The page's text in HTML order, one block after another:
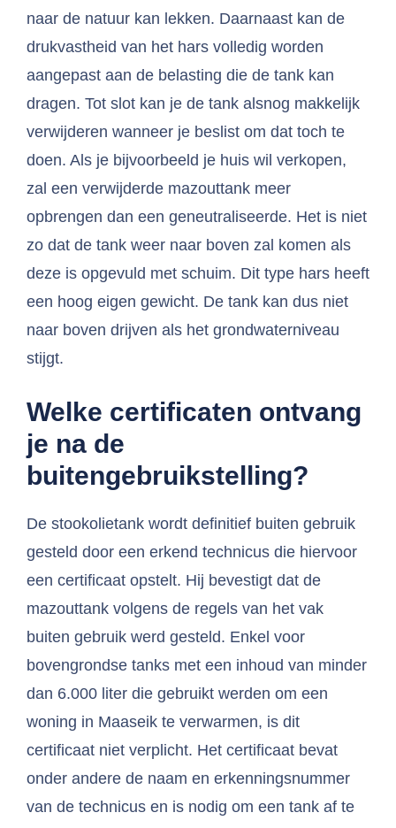
naar de natuur kan lekken. Daarnaast kan de
drukvastheid van het hars volledig worden
aangepast aan de belasting die de tank kan
dragen. Tot slot kan je de tank alsnog makkelijk
verwijderen wanneer je beslist om dat toch te
doen. Als je bijvoorbeeld je huis wil verkopen,
zal een verwijderde mazouttank meer
opbrengen dan een geneutraliseerde. Het is niet
zo dat de tank weer naar boven zal komen als
deze is opgevuld met schuim. Dit type hars heeft
een hoog eigen gewicht. De tank kan dus niet
naar boven drijven als het grondwaterniveau
stijgt.
Welke certificaten ontvang
je na de
buitengebruikstelling?
De stookolietank wordt definitief buiten gebruik
gesteld door een erkend technicus die hiervoor
een certificaat opstelt. Hij bevestigt dat de
mazouttank volgens de regels van het vak
buiten gebruik werd gesteld. Enkel voor
bovengrondse tanks met een inhoud van minder
dan 6.000 liter die gebruikt werden om een
woning in Maaseik te verwarmen, is dit
certificaat niet verplicht. Het certificaat bevat
onder andere de naam en erkenningsnummer
van de technicus en is nodig om een tank af te